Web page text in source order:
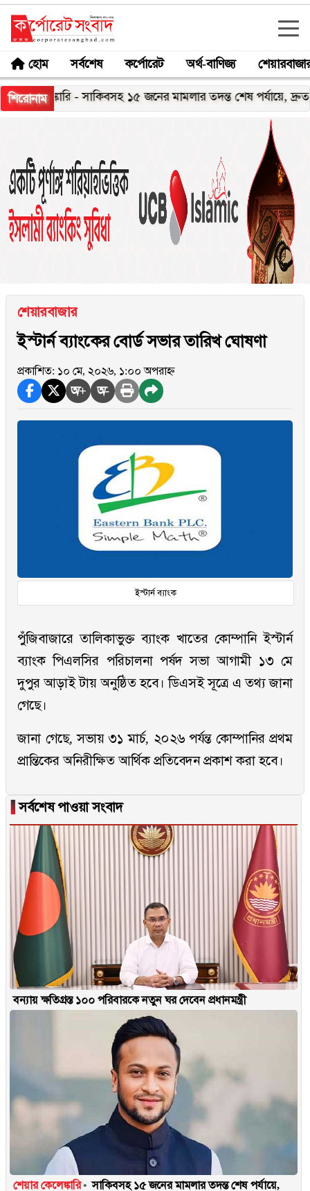
হোম সর্বশেষ কর্পোরেট অর্থ-বাণিজ্য
শিরোনাম- সাকিবসহ ১৫ জনের মামলার তদন্ত শেষ পর্যায়ে, দ্রুত
শেয়ারবাজার
ইস্টার্ন ব্যাংকের বোর্ড সভার তারিখ ঘোষণা
প্রকাশিত: ১০ মে, ২০২৬, ১:০০ অপরাহ্ন
অ+ অ-
ইস্টার্ন ব্যাংক
পুঁজিবাজারে তালিকাভুক্ত ব্যাংক খাতের কোম্পানি ইস্টার্ন
ব্যাংক পিএলসির পরিচালনা পর্ষদ সভা আগামী ১৩ মে
দুপুর আড়াই টায় অনুষ্ঠিত হবে। ডিএসই সূত্রে এ তথ্য জানা
গেছে।
জানা গেছে, সভায় ৩১ মার্চ, ২০২৬ পর্যন্ত কোম্পানির প্রথম
প্রান্তিকের অনিরীক্ষিত আর্থিক প্রতিবেদন প্রকাশ করা হবে।
▐সর্বশেষ পাওয়া সংবাদ
বন্যায় ক্ষতিগ্রস্ত ১০০ পরিবারকে নতুন ঘর দেবেন প্রধানমন্ত্রী
শেয়ার কেলেঙ্কারি
সাকিবসহ ১৫ জনের মামলার তদন্ত শেষ পর্যায়ে,